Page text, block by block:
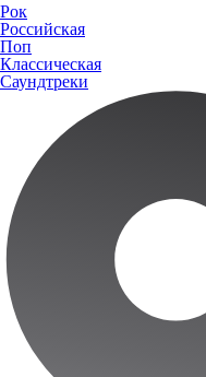
Рок
Российская
Поп
Классическая
Саундтреки